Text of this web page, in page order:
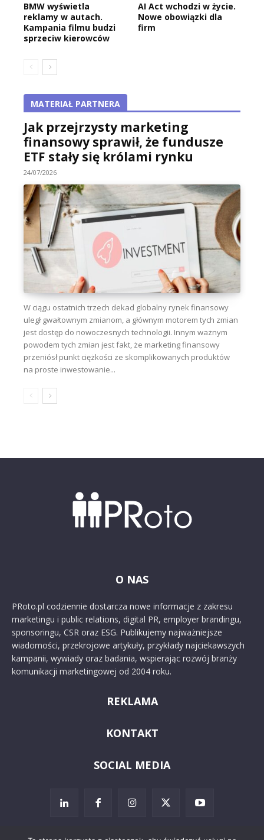
BMW wyświetla
reklamy w autach.
Kampania filmu budzi
sprzeciw kierowców
AI Act wchodzi w życie.
Nowe obowiązki dla
firm
MATERIAŁ PARTNERA
Jak przejrzysty marketing
finansowy sprawił, że fundusze
ETF stały się królami rynku
24/07/2026
W ciągu ostatnich trzech dekad globalny rynek finansowy
uległ gwałtownym zmianom, a głównym motorem tych zmian
jest dostęp do nowoczesnych technologii. Innym ważnym
powodem tych zmian jest fakt, że marketing finansowy
przeniósł punkt ciężkości ze skomplikowanych produktów
na proste inwestowanie...
O NAS
PRoto.pl codziennie dostarcza nowe informacje z zakresu
marketingu i public relations, digital PR, employer brandingu,
sponsoringu, CSR oraz ESG. Publikujemy najważniejsze
wiadomości, przekrojowe artykuły, przykłady najciekawszych
kampanii, wywiady oraz badania, wspierając rozwój branży
komunikacji marketingowej od 2004 roku.
REKLAMA
KONTAKT
SOCIAL MEDIA